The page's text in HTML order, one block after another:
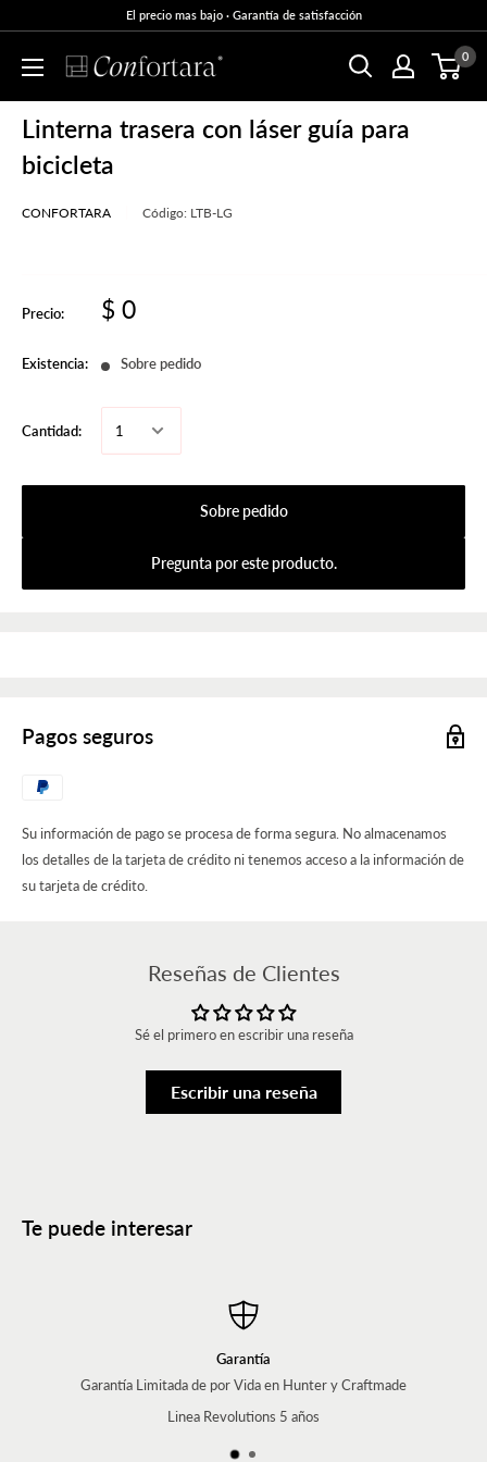
El precio mas bajo · Garantía de satisfacción
0
Linterna trasera con láser guía para
bicicleta
CONFORTARA Código: LTB-LG
Precio: $ 0
Existencia: Sobre pedido
Cantidad:
Sobre pedido
Pregunta por este producto.
Pagos seguros
Su información de pago se procesa de forma segura. No almacenamos
los detalles de la tarjeta de crédito ni tenemos acceso a la información de
su tarjeta de crédito.
Reseñas de Clientes
Sé el primero en escribir una reseña
Escribir una reseña
Te puede interesar
Garantía
Garantía Limitada de por Vida en Hunter y Craftmade
Linea Revolutions 5 años